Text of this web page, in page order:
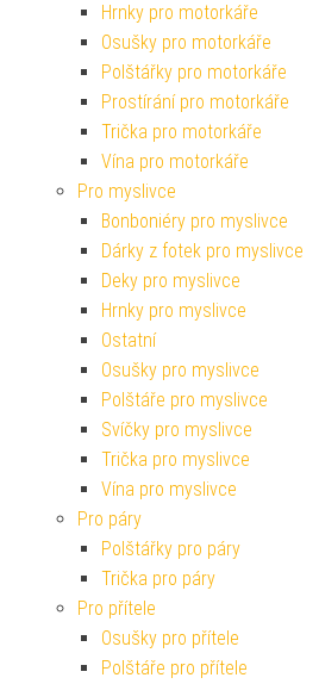
Hrnky pro motorkáře
Osušky pro motorkáře
Polštářky pro motorkáře
Prostírání pro motorkáře
Trička pro motorkáře
Vína pro motorkáře
Pro myslivce
Bonboniéry pro myslivce
Dárky z fotek pro myslivce
Deky pro myslivce
Hrnky pro myslivce
Ostatní
Osušky pro myslivce
Polštáře pro myslivce
Svíčky pro myslivce
Trička pro myslivce
Vína pro myslivce
Pro páry
Polštářky pro páry
Trička pro páry
Pro přítele
Osušky pro přítele
Polštáře pro přítele